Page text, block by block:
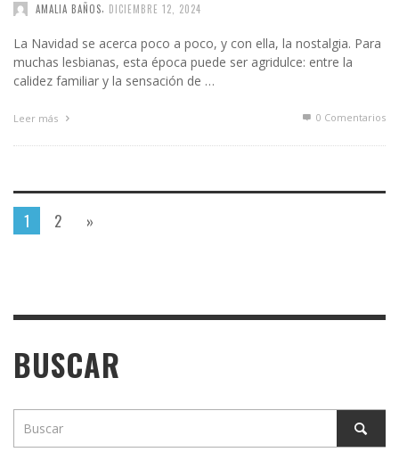
AMALIA BAÑOS DICIEMBRE 12, 2024
La Navidad se acerca poco a poco, y con ella, la nostalgia. Para
muchas lesbianas, esta época puede ser agridulce: entre la
calidez familiar y la sensación de …
Leer más 0 Comentarios
1 2 »
BUSCAR